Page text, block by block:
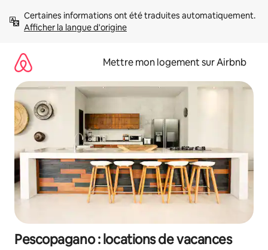
directement
Afficher la langue d'origine
Mettre mon logement sur Airbnb
Pescopagano : locations de vacances